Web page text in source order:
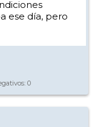
ese día, pero
0